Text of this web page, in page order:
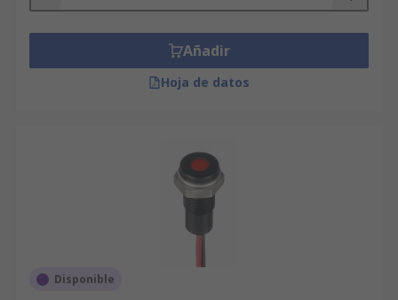
Añadir
Hoja de datos
Disponible